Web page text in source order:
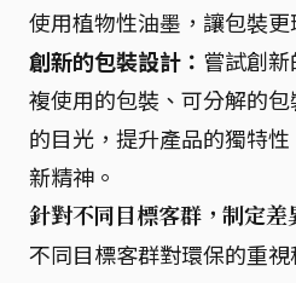
使用植物性油墨，讓包裝更
創新的包裝設計： 嘗試創
複使用的包裝、可分解的
的目光，提升產品的獨特
新精神。
針對不同目標客群，制定差
不同目標客群對環保的重